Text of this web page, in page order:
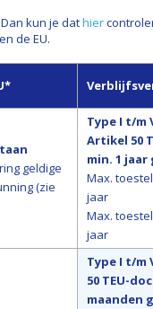
kun je dathier
de EU.
geldige
(zie
Type I t/m
Artikel 50
min. 1 jaar
Max.
jaar
Max.
jaar
Type I t/m
50 TEU-
maanden